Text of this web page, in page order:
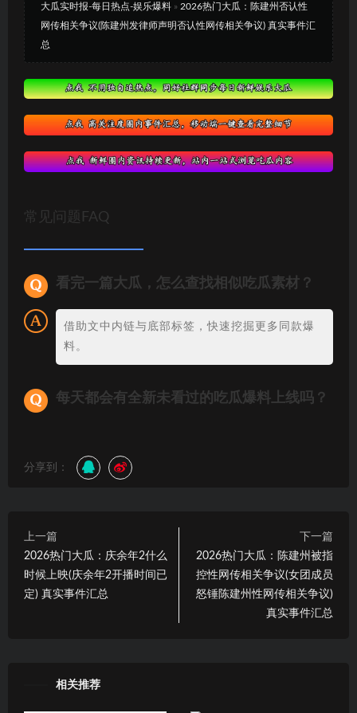
大瓜实时报-每日热点-娱乐爆料 » 2026热门大瓜：陈建州否认性
网传相关争议(陈建州发律师声明否认性网传相关争议) 真实事件汇
总
常见问题FAQ
看完一篇大瓜，怎么查找相似吃瓜素材？
借助文中内链与底部标签，快速挖掘更多同款爆
料。
每天都会有全新未看过的吃瓜爆料上线吗？
分享到：
上一篇
2026热门大瓜：庆余年2什么
时候上映(庆余年2开播时间已
定) 真实事件汇总
下一篇
2026热门大瓜：陈建州被指
控性网传相关争议(女团成员
怒锤陈建州性网传相关争议)
真实事件汇总
相关推荐